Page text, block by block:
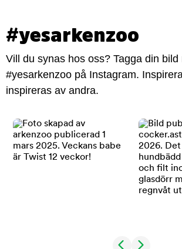
#yesarkenzoo
Vill du synas hos oss? Tagga din bild
#yesarkenzoo på Instagram.
inspireras av andra.